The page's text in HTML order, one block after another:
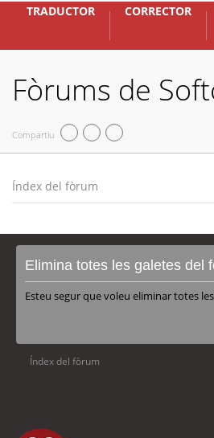
TRADUCTOR CORRECTOR
Fòrums de
Compartiu
Índex del fòrum
Elimina totes les galetes del
Esteu segur que voleu eliminar totes
Índex del fòrum